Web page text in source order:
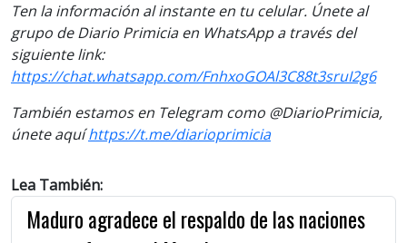
Ten la información al instante en tu celular. Únete al
grupo de Diario Primicia en WhatsApp a través del
siguiente link:
https://chat.whatsapp.com/FnhxoGOAl3C88t3sruI2g6
También estamos en Telegram como @DiarioPrimicia,
únete aquíhttps://t.me/diarioprimicia
Lea También:
Maduro agradece el respaldo de las naciones